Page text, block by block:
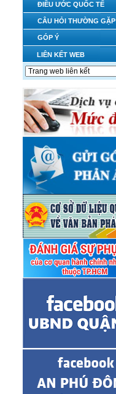
ĐIỀU ƯỚC QUỐC TẾ
CÂU HỎI THƯỜNG GẶP
GÓP Ý
LIÊN KẾT WEB